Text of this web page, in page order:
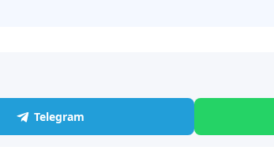
Telegram